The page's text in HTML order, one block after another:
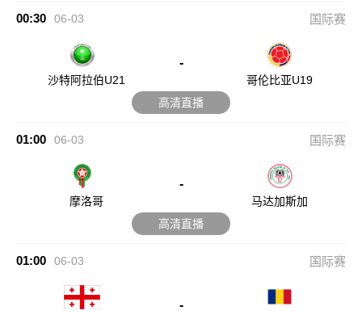
00:30 06-03 国际赛
沙特阿拉伯U21
-
哥伦比亚U19
高清直播
01:00 06-03 国际赛
摩洛哥
-
马达加斯加
高清直播
01:00 06-03 国际赛
-